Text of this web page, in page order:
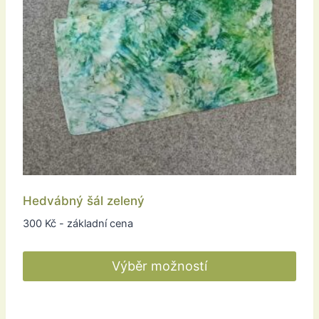
Hedvábný šál zelený
300 Kč - základní cena
Výběr možností